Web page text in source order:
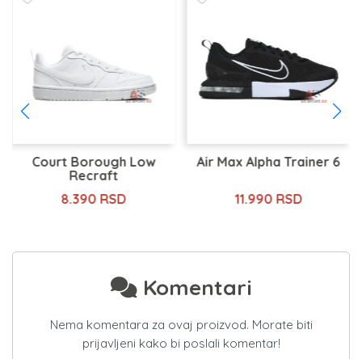
Court Borough Low
Recraft
8.390 RSD
Air Max Alpha Trainer 6
11.990 RSD
Komentari
Nema komentara za ovaj proizvod. Morate biti
prijavljeni kako bi poslali komentar!